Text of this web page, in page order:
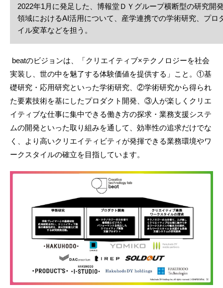
2022年1月に発足した、博報堂ＤＹグループ横断型の研究開
領域におけるAI活用について、産学連携での学術研究、プロ
イル変革などを担う。
beatのビジョンは、「クリエイティブ×テクノロジーを社会
実装し、世の中を魅了する体験価値を提供する」こと。①基
礎研究・応用研究といった学術研究、②学術研究から得られ
た要素技術を基にしたプロダクト開発、③人が楽しくクリエ
イティブな仕事に集中できる働き方の探求・業務支援システ
ムの開発といった取り組みを通して、効率性の追求だけでな
く、より高いクリエイティビティが発揮できる業務環境やワ
ークスタイルの確立を目指しています。